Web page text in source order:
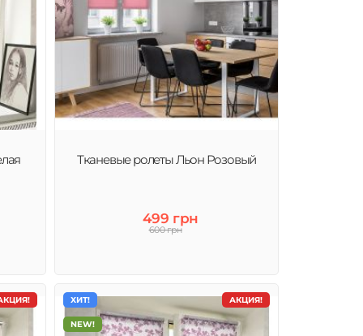
Тканевые ролеты Льон Розовый
499 грн
600 грн
АКЦИЯ!
ХИТ!
NEW!